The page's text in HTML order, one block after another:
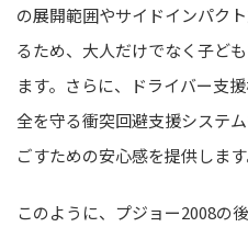
の展開範囲やサイドインパク
るため、大人だけでなく子ど
ます。さらに、ドライバー支
全を守る衝突回避支援システ
ごすための安心感を提供します
このように、プジョー2008の